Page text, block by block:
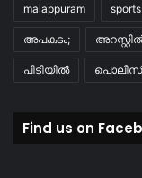
malappuram sports
അപകടം;
പിടിയിൽ പൊലീസ്
Find us on